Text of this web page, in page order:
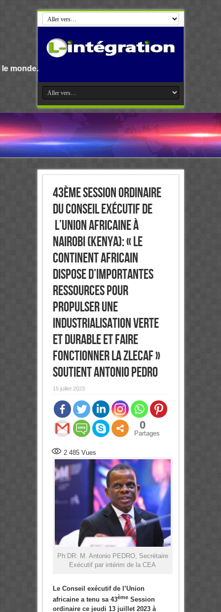
43ème Session ordinaire
du Conseil exécutif de
l’Union Africaine à
Nairobi (Kenya): « Le
continent africain
dispose d’importantes
ressources pour
propulser une
industrialisation verte
et durable et faire
fonctionner la ZLECAF »
soutient Antonio Pedro
15 juillet 2023
0
Partages
2 485Vues
Ph:DR: M. Antonio PEDRO, Secrétaire
Exécutif par intérim de la CEA
Le Conseil exécutif de l’Union
africaine a tenu sa 43èmeSession
ordinaire ce jeudi 13 juillet 2023 à